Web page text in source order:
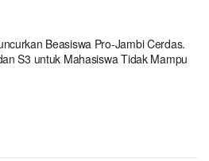
Beasiswa Pro-Jambi Cerdas.
S3 untuk Mahasiswa Tidak Mampu